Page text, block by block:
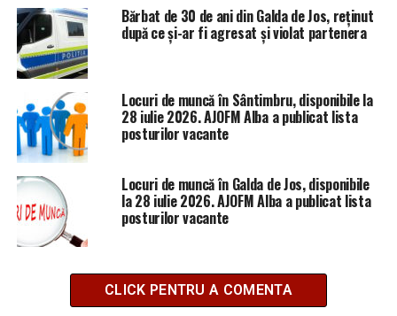
Bărbat de 30 de ani din Galda de Jos, reținut
după ce și-ar fi agresat și violat partenera
Locuri de muncă în Sântimbru, disponibile la
28 iulie 2026. AJOFM Alba a publicat lista
posturilor vacante
Locuri de muncă în Galda de Jos, disponibile
la 28 iulie 2026. AJOFM Alba a publicat lista
posturilor vacante
CLICK PENTRU A COMENTA